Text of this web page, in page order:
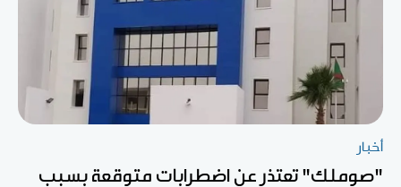
أخبار
"صوملك" تعتذر عن اضطرابات متوقعة بسبب